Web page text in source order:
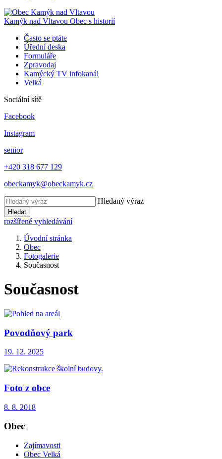
Kamýk nad Vltavou Obec s historií
Často se ptáte
Úřední deska
Formuláře
Zpravodaj
Kamýcký TV infokanál
Velká
Sociální sítě
Facebook
Instagram
senior
+420 318 677 129
obeckamyk@obeckamyk.cz
Hledaný výraz
Hledat
rozšířené vyhledávání
Úvodní stránka
Obec
Fotogalerie
Současnost
Současnost
Povodňový park
19. 12. 2025
Foto z obce
8. 8. 2018
Obec
Zajímavosti
Obec Velká